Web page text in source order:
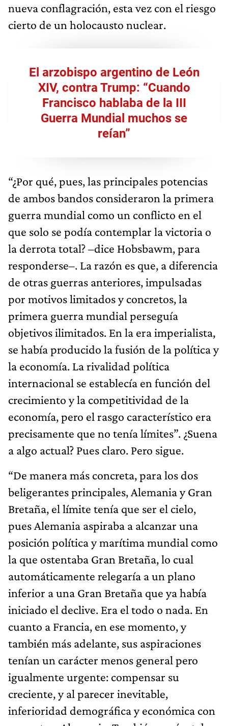
nueva conflagración, esta vez con el riesgo
cierto de un holocausto nuclear.
El arzobispo argentino de León
XIV, contra Trump: “Cuando
Francisco hablaba de la III
Guerra Mundial muchos se
reían”
“¿Por qué, pues, las principales potencias
de ambos bandos consideraron la primera
guerra mundial como un conflicto en el
que solo se podía contemplar la victoria o
la derrota total? –dice Hobsbawm, para
responderse–. La razón es que, a diferencia
de otras guerras anteriores, impulsadas
por motivos limitados y concretos, la
primera guerra mundial perseguía
objetivos ilimitados. En la era imperialista,
se había producido la fusión de la política y
la economía. La rivalidad política
internacional se establecía en función del
crecimiento y la competitividad de la
economía, pero el rasgo característico era
precisamente que no tenía límites”. ¿Suena
a algo actual? Pues claro. Pero sigue.
“De manera más concreta, para los dos
beligerantes principales, Alemania y Gran
Bretaña, el límite tenía que ser el cielo,
pues Alemania aspiraba a alcanzar una
posición política y marítima mundial como
la que ostentaba Gran Bretaña, lo cual
automáticamente relegaría a un plano
inferior a una Gran Bretaña que ya había
iniciado el declive. Era el todo o nada. En
cuanto a Francia, en ese momento, y
también más adelante, sus aspiraciones
tenían un carácter menos general pero
igualmente urgente: compensar su
creciente, y al parecer inevitable,
inferioridad demográfica y económica con